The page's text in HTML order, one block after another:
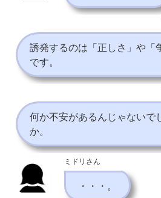
誘発するのは「正しさ」や「
です。
何か不安があるんじゃないで
か。
ミドリさん
・・・。